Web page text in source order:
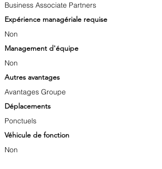
Business Associate Partners
Expérience managériale requise
Non
Management d'équipe
Non
Autres avantages
Avantages Groupe
Déplacements
Ponctuels
Véhicule de fonction
Non